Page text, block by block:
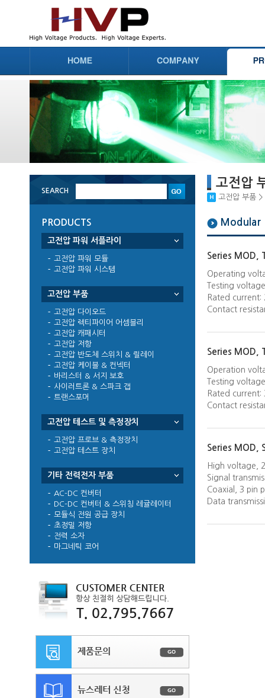
SEARCH
PRODUCTS
고전압 파워 서플라이
고전압 파워 모듈
고전압 파워 시스템
고전압 부품
고전압 다이오드
고전압 렉티파이어 어셈블리
고전압 캐패시터
고전압 저항
고전압 반도체 스위치 & 릴레이
고전압 케이블 & 컨넥터
바리스터 & 서지 보호
사이러트론 & 스파크 갭
트랜스포머
고전압 테스트 및 측정장치
고전압 프로브 & 측정장치
고전압 테스트 장치
기타 전력전자 부품
AC-DC 컨버터
DC-DC 컨버터 & 스위칭 레귤레이터
모듈식 전원 공급 장치
초정밀 저항
전력 소자
마그네틱 코어
고전압
고전압 부품
Modular
Series MOD,
Operating
Testing
Rated current:
Contact
Series MOD,
Operation
Testing
Rated current:
Contact
Series MOD,
High voltage,
Signal
Coaxial, 3 pin
Data